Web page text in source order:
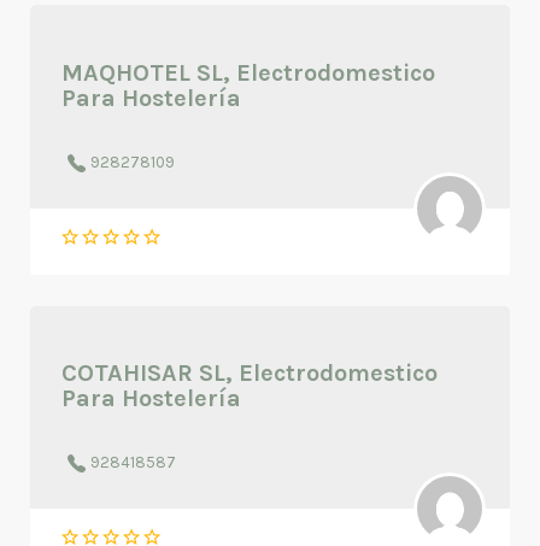
MAQHOTEL SL, Electrodomestico
Para Hostelería
928278109
COTAHISAR SL, Electrodomestico
Para Hostelería
928418587